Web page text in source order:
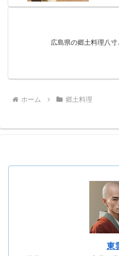
広島県の郷土料理八寸
ホーム 郷土料理
東